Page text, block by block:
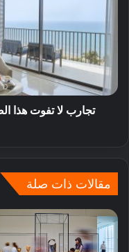
مقالات ذات صلة